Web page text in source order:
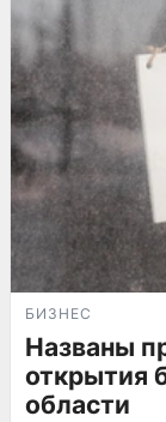
БИЗНЕС
Названы
открытия
области